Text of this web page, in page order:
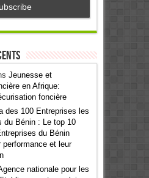
Jeunesse et
en Afrique:
foncière
des 100 Entreprises les
du Bénin : Le top 10
du Bénin
performance et leur
nationale pour les